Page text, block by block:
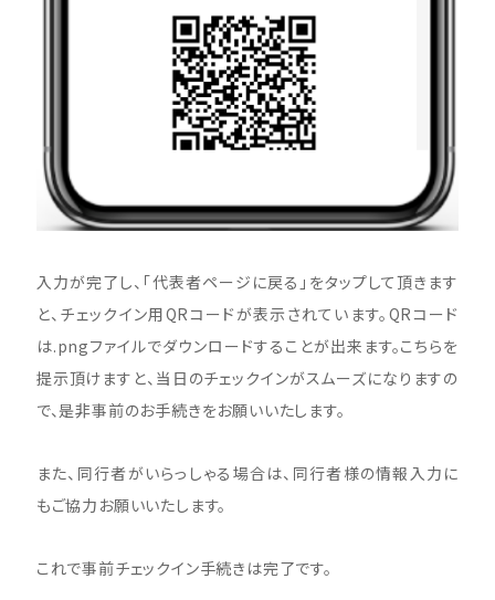
入力が完了し、「代表者ページに戻る」をタップして頂きます
と、チェックイン用QRコードが表示されています。QRコード
は.pngファイルでダウンロードすることが出来ます。こちらを
提示頂けますと、当日のチェックインがスムーズになりますの
で、是非事前のお手続きをお願いいたします。
また、同行者がいらっしゃる場合は、同行者様の情報入力に
もご協力お願いいたします。
これで事前チェックイン手続きは完了です。